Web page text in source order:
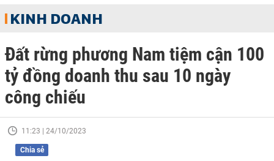
KINH DOANH
Đất rừng phương Nam tiệm cận 100
tỷ đồng doanh thu sau 10 ngày
công chiếu
11:23 | 24/10/2023
Chia sẻ